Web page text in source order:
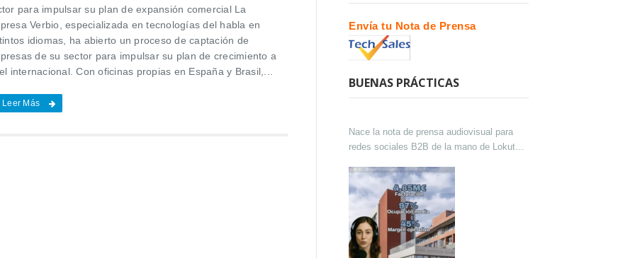
para impulsar su plan de expansión comercial La
Verbio, especializada en tecnologías del habla en
idiomas, ha abierto un proceso de captación de
de su sector para impulsar su plan de crecimiento a
internacional. Con oficinas propias en España y Brasil,...
Leer Más
Envía tu Nota de Prensa
BUENAS PRÁCTICAS
Nace la nota de prensa audiovisual para
redes sociales B2B de la mano de Lokutor